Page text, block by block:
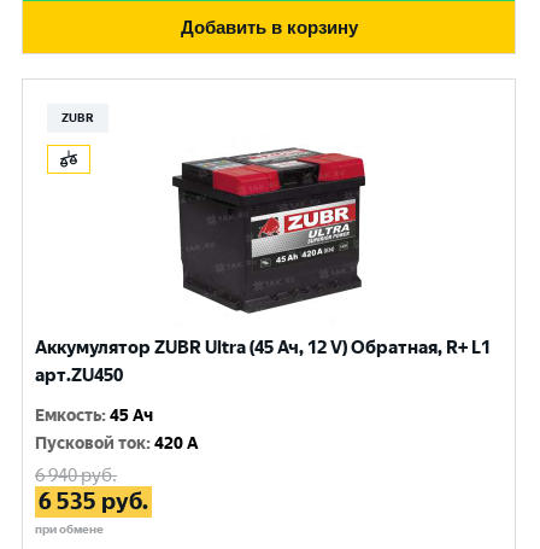
Добавить в корзину
ZUBR
Аккумулятор ZUBR Ultra (45 Ач, 12 V) Обратная, R+ L1
арт.ZU450
Емкость:45 Ач
Пусковой ток:420 A
6 940руб.
6 535 руб.
при обмене